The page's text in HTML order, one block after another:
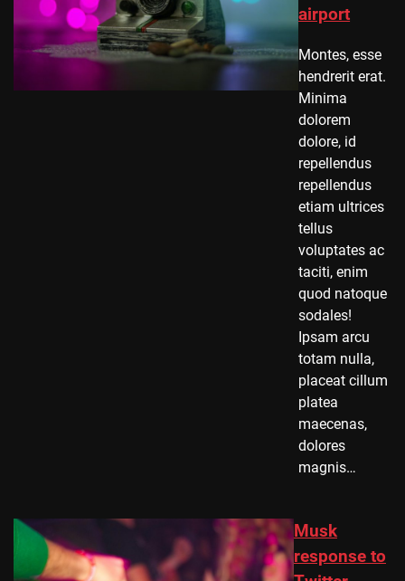
airport
Montes, esse
hendrerit erat.
Minima
dolorem
dolore, id
repellendus
repellendus
etiam ultrices
tellus
voluptates ac
taciti, enim
quod natoque
sodales!
Ipsam arcu
totam nulla,
placeat cillum
platea
maecenas,
dolores
magnis…
Musk
response to